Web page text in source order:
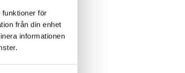
funktioner för
från din enhet
informationen